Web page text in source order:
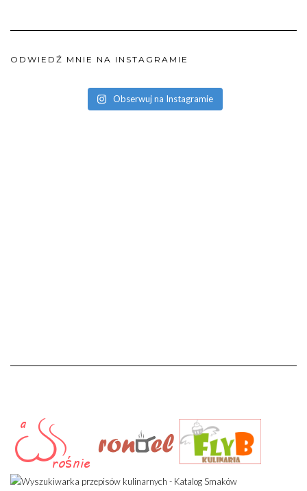
ODWIEDŹ MNIE NA INSTAGRAMIE
Obserwuj na Instagramie